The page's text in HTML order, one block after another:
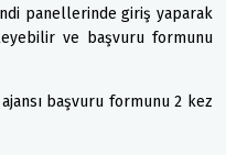
panellerinde giriş yaparak
ve başvuru formunu
başvuru formunu 2 kez